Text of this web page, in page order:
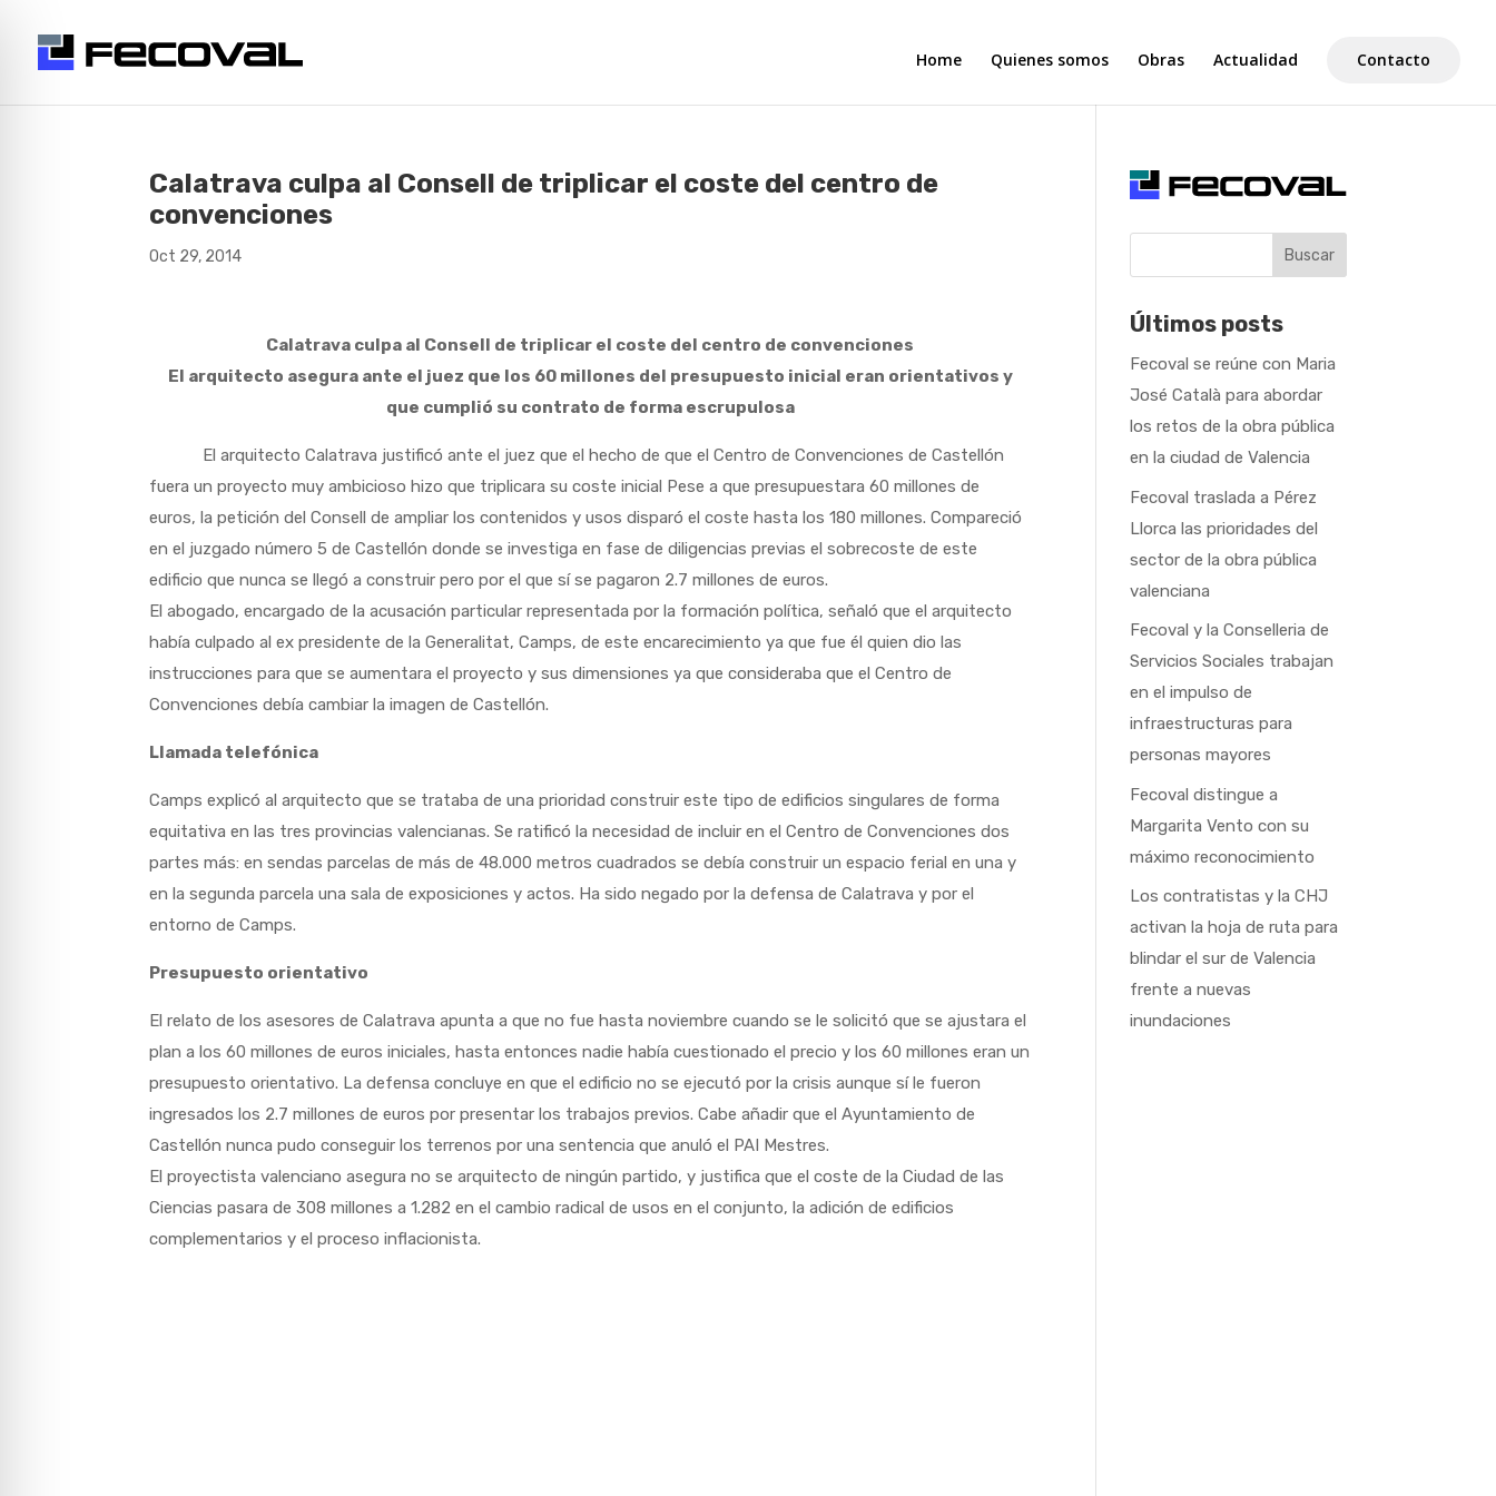
Home Quienes somos Obras Actualidad Contacto
Calatrava culpa al Consell de triplicar el coste del centro de
convenciones
Oct 29, 2014
Calatrava culpa al Consell de triplicar el coste del centro de convenciones
El arquitecto asegura ante el juez que los 60 millones del presupuesto inicial eran orientativos y
que cumplió su contrato de forma escrupulosa
El arquitecto Calatrava justificó ante el juez que el hecho de que el Centro de Convenciones de Castellón
fuera un proyecto muy ambicioso hizo que triplicara su coste inicial Pese a que presupuestara 60 millones de
euros, la petición del Consell de ampliar los contenidos y usos disparó el coste hasta los 180 millones. Compareció
en el juzgado número 5 de Castellón donde se investiga en fase de diligencias previas el sobrecoste de este
edificio que nunca se llegó a construir pero por el que sí se pagaron 2.7 millones de euros.
El abogado, encargado de la acusación particular representada por la formación política, señaló que el arquitecto
había culpado al ex presidente de la Generalitat, Camps, de este encarecimiento ya que fue él quien dio las
instrucciones para que se aumentara el proyecto y sus dimensiones ya que consideraba que el Centro de
Convenciones debía cambiar la imagen de Castellón.
Llamada telefónica
Camps explicó al arquitecto que se trataba de una prioridad construir este tipo de edificios singulares de forma
equitativa en las tres provincias valencianas. Se ratificó la necesidad de incluir en el Centro de Convenciones dos
partes más: en sendas parcelas de más de 48.000 metros cuadrados se debía construir un espacio ferial en una y
en la segunda parcela una sala de exposiciones y actos. Ha sido negado por la defensa de Calatrava y por el
entorno de Camps.
Presupuesto orientativo
El relato de los asesores de Calatrava apunta a que no fue hasta noviembre cuando se le solicitó que se ajustara el
plan a los 60 millones de euros iniciales, hasta entonces nadie había cuestionado el precio y los 60 millones eran un
presupuesto orientativo. La defensa concluye en que el edificio no se ejecutó por la crisis aunque sí le fueron
ingresados los 2.7 millones de euros por presentar los trabajos previos. Cabe añadir que el Ayuntamiento de
Castellón nunca pudo conseguir los terrenos por una sentencia que anuló el PAI Mestres.
El proyectista valenciano asegura no se arquitecto de ningún partido, y justifica que el coste de la Ciudad de las
Ciencias pasara de 308 millones a 1.282 en el cambio radical de usos en el conjunto, la adición de edificios
complementarios y el proceso inflacionista.
Buscar
Últimos posts
Fecoval se reúne con Maria
José Català para abordar
los retos de la obra pública
en la ciudad de Valencia
Fecoval traslada a Pérez
Llorca las prioridades del
sector de la obra pública
valenciana
Fecoval y la Conselleria de
Servicios Sociales trabajan
en el impulso de
infraestructuras para
personas mayores
Fecoval distingue a
Margarita Vento con su
máximo reconocimiento
Los contratistas y la CHJ
activan la hoja de ruta para
blindar el sur de Valencia
frente a nuevas
inundaciones